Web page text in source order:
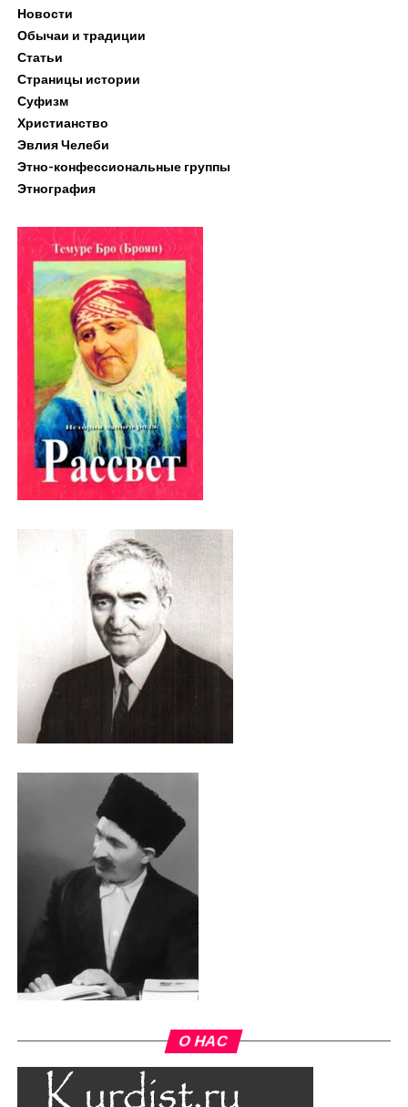
Новости
Обычаи и традиции
Статьи
Страницы истории
Суфизм
Христианство
Эвлия Челеби
Этно-конфессиональные группы
Этнография
О НАС